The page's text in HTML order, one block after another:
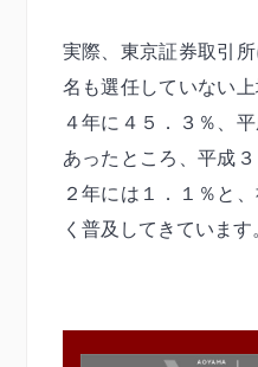
実際、東京証券取引
名も選任していない
４年に４５．３％、
あったところ、平成
２年には１．１％と
く普及してきています